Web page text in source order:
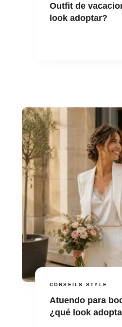
Outfit de
look adoptar?
CONSEILS STYLE
Atuendo para
¿qué look